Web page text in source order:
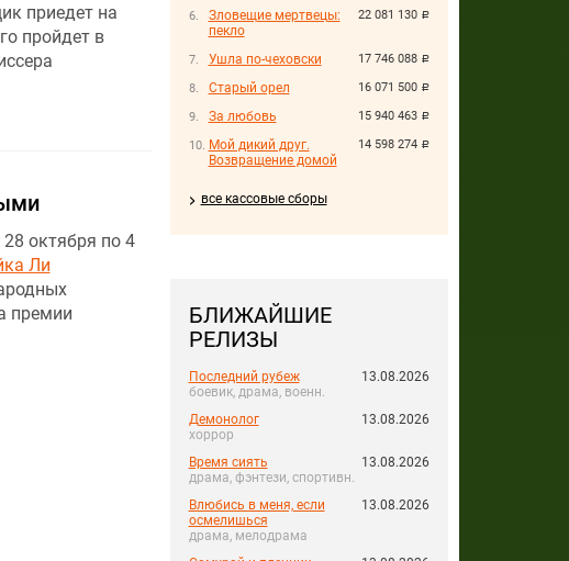
22 081 130 руб.
Зловещие мертвецы:
пекло
17 746 088 руб.
Ушла по-чеховски
16 071 500 руб.
Старый орел
15 940 463 руб.
За любовь
14 598 274 руб.
Мой дикий друг.
Возвращение домой
все кассовые сборы
БЛИЖАЙШИЕ
РЕЛИЗЫ
Последний рубеж
боевик, драма, военн.
13.08.2026
Демонолог
хоррор
13.08.2026
Время сиять
драма, фэнтези, спортивн.
13.08.2026
Влюбись в меня, если
осмелишься
драма, мелодрама
13.08.2026
приедет на
пройдет в
октября по 4
Ли
премии